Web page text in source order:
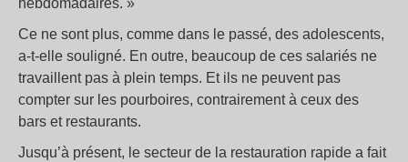
hebdomadaires. »
Ce ne sont plus, comme dans le passé, des adolescents,
a-t-elle souligné. En outre, beaucoup de ces salariés ne
travaillent pas à plein temps. Et ils ne peuvent pas
compter sur les pourboires, contrairement à ceux des
bars et restaurants.
Jusqu’à présent, le secteur de la restauration rapide a fait